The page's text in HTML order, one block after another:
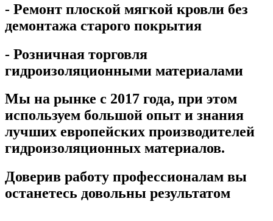
- Ремонт плоской мягкой кровли без
демонтажа старого покрытия
- Розничная торговля
гидроизоляционными материалами
Мы на рынке с 2017 года, при этом
используем большой опыт и знания
лучших европейских производителей
гидроизоляционных материалов.
Доверив работу профессионалам вы
останетесь довольны результатом